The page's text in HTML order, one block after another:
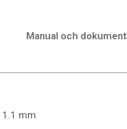
Manual och dokument
1.1 mm